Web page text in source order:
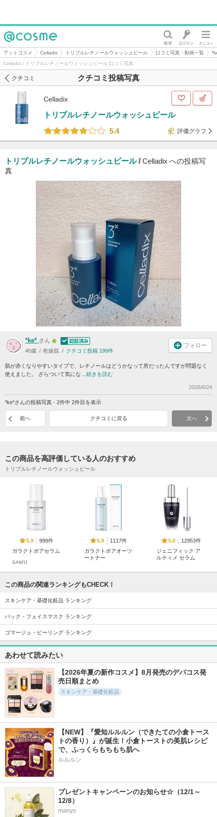
@cosme
アットコスメ Celladix トリプルレチノールウォッシュピール 口コミ写真・動画一覧
Celladix / トリプルレチノールウォッシュピール 口コミ写真
クチコミ投稿写真
クチコミ
Celladix
トリプルレチノールウォッシュピール
5.4
評価グラフ
トリプルレチノールウォッシュピール/Celladix への投稿写
真
*ke* さん
40歳 乾燥肌 クチコミ投稿 199件
フォロー
肌が赤くなりやすいタイプで、レチノールはどうかなって所だったんですが問題なく
使えました。 ざらついて気にな… 続きを読む
2026/6/24
*ke*さんの投稿写真 - 2件中 2件目を表示
前へ クチコミに戻る 次へ
この商品を高評価している人のおすすめ
トリプルレチノールウォッシュピール
5.9
999件
ガラクトポアセラム
SAM'U
5.9
1117件
ガラクトポアオーツ
ートナー
5.8
12953件
ジェニフィック ア
ルティメ セラム
5.7
1338件
リジュラン デュア
ルエフェクトアンプ
ル
COSMETICS)
スキンクリア クレ
ンズ オイル アロマ
アテニア
レッドブレミッシュ
クリアスージングク
5.6
817件
エクストリーム ク
リーム[オリジナル]
Real Barrier
5.8
2496件
センテラ クイック
カーミングパッド
5.2
11666件
PDRN ヒアルロン酸
この商品の関連ランキングもCHECK！
スキンケア・基礎化粧品 ランキング
パック・フェイスマスク ランキング
ゴマージュ・ピーリング ランキング
あわせて読みたい
【2026年夏の新作コスメ】8月発売のデパコス発
売日順まとめ
スキンケア・基礎化粧品
【NEW】『愛知ルルルン（できたての小倉トース
トの香り）』が誕生！小倉トーストの美肌レシピ
で、ふっくらもちもち肌へ
ルルルン
プレゼントキャンペーンのお知らせ☆（12/1～
12/8）
manyo